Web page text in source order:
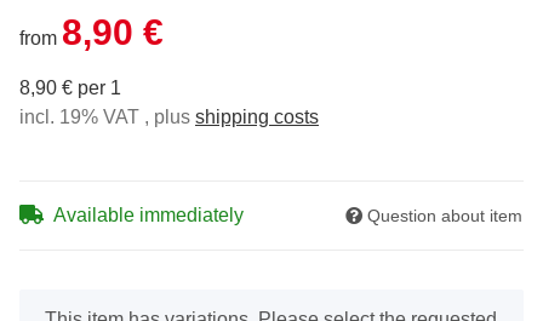
from 8,90 €
8,90 € per 1
incl. 19% VAT , plus shipping costs
Available immediately Question about item